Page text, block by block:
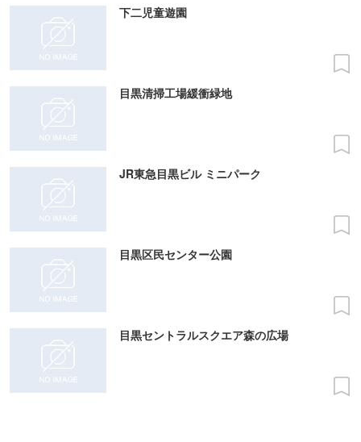
下二児童遊園
目黒清掃工場緩衝緑地
JR東急目黒ビル ミニパーク
目黒区民センター公園
目黒セントラルスクエア森の広場